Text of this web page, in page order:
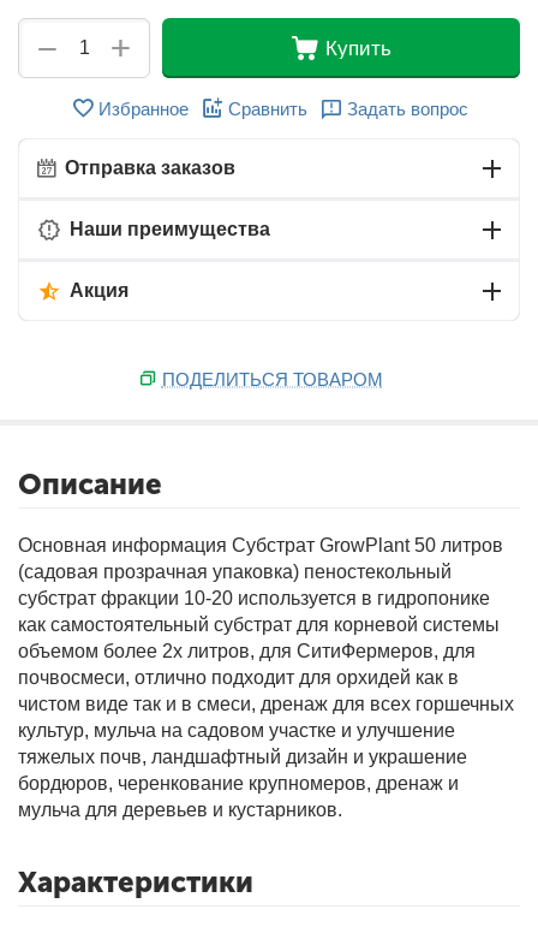
Фитолампы
+
− Купить
Избранное Сравнить Задать вопрос
Отправка заказов
Наши преимущества
Акция
ПОДЕЛИТЬСЯ ТОВАРОМ
Описание
Основная информация Cубстрат GrowPlant 50 литров
(садовая прозрачная упаковка) пеностекольный
субстрат фракции 10-20 используется в гидропонике
как самостоятельный субстрат для корневой системы
объемом более 2х литров, для СитиФермеров, для
почвосмеси, отлично подходит для орхидей как в
чистом виде так и в смеси, дренаж для всех горшечных
культур, мульча на садовом участке и улучшение
тяжелых почв, ландшафтный дизайн и украшение
бордюров, черенкование крупномеров, дренаж и
мульча для деревьев и кустарников.
Характеристики